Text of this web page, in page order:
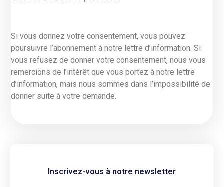
Si vous donnez votre consentement, vous pouvez
poursuivre l’abonnement à notre lettre d’information. Si
vous refusez de donner votre consentement, nous vous
remercions de l’intérêt que vous portez à notre lettre
d’information, mais nous sommes dans l’impossibilité de
donner suite à votre demande.
Inscrivez-vous à notre newsletter